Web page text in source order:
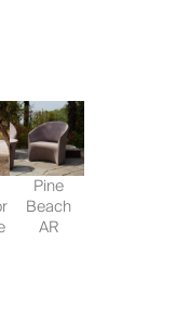
Pine
Beach
AR